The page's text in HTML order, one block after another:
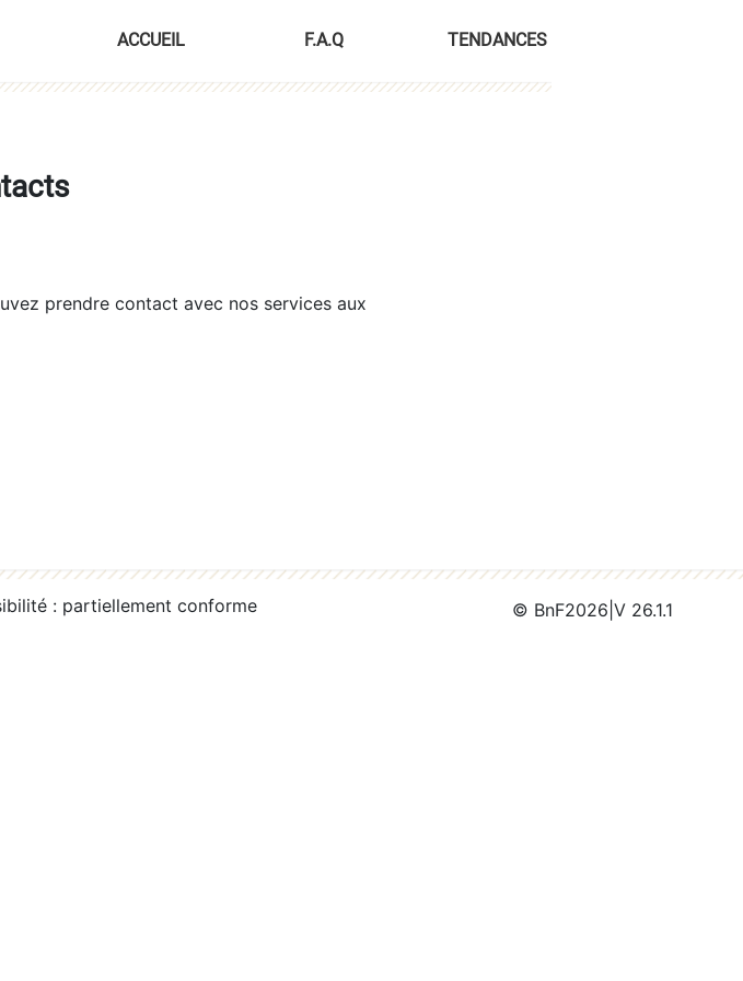
ACCUEIL F.A.Q TENDANCES
prendre contact avec nos services aux
: partiellement conforme © BnF2026 V 26.1.1